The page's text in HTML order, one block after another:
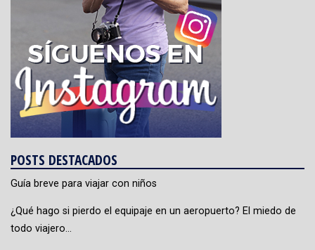
POSTS DESTACADOS
Guía breve para viajar con niños
¿Qué hago si pierdo el equipaje en un aeropuerto? El miedo de
todo viajero…